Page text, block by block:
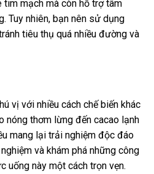
mạch mà còn hỗ trợ tâm
Tuy nhiên, bạn nên sử dụng
tiêu thụ quá nhiều đường và
vị với nhiều cách chế biến khác
nóng thơm lừng đến cacao lạnh
mang lại trải nghiệm độc đáo
và khám phá những công
uống này một cách trọn vẹn.